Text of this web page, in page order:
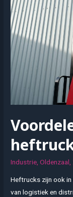
een
eigen
windturbine
Industrie ,Oldenzaal
Heftrucks zijn ook in
van logistiek en